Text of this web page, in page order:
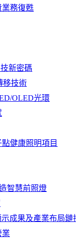
業務復甦
新密碼
移技術
OLED光環
健康照明項目
智慧前照燈
成果及產業布局鏈
業